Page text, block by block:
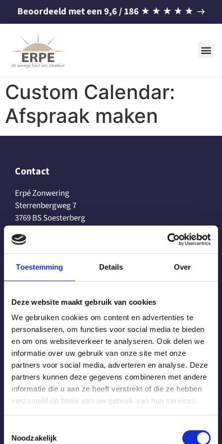
Toestemming Details Over
Deze website maakt gebruik van cookies
We gebruiken cookies om content en advertenties te
personaliseren, om functies voor social media te bieden
en om ons websiteverkeer te analyseren. Ook delen we
informatie over uw gebruik van onze site met onze
partners voor social media, adverteren en analyse. Deze
partners kunnen deze gegevens combineren met andere
informatie die u aan ze heeft verstrekt of die ze hebben
verzameld op basis van uw gebruik van hun services.
Noodzakelijk
Beoordeeld met een9,6/ 186 ★ ★ ★ ★ ★
Custom Calendar:
Afspraak maken
Contact
Erpé Zonwering
Sterrenbergweg 7
3769 BS Soesterberg
Volg ons
Openingstijden
Maandag
Dinsdag
Woensdag
Donderdag
Vrijdag
Zaterdag
Zondag
Gesloten
10:00 - 17:00
10:00 - 17:00
10:00 - 17:00
10:00 - 17:00
10:00 - 14:00
Gesloten
Werkgebied